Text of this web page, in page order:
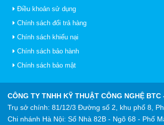
Điều khoản sử dụng
Chính sách đổi trả hàng
Chính sách khiếu nại
Chính sách bảo hành
Chính sách bảo mật
CÔNG TY TNHH KỸ THUẬT CÔNG NGHỆ BTC
Trụ sở chính: 81/12/3 Đường số 2, khu phố 8,
Chi nhánh Hà Nội: Số Nhà 82B - Ngõ 68 - Phố